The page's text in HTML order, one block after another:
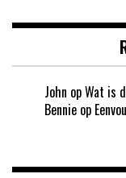
John opWat is
Bennie op